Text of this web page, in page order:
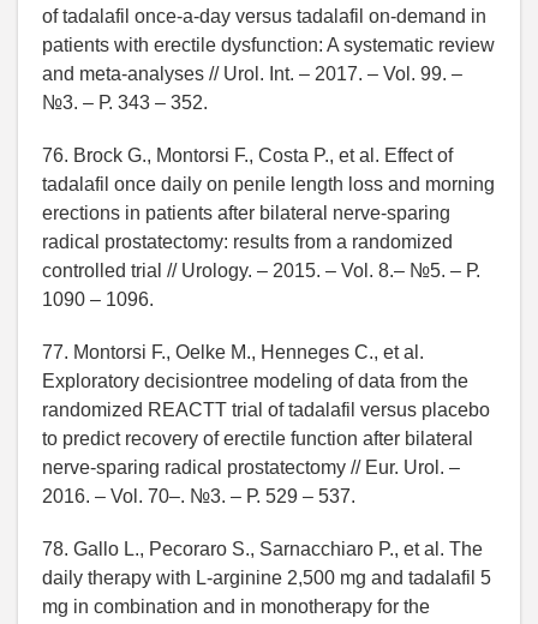
of tadalafil once-a-day versus tadalafil on-demand in
patients with erectile dysfunction: A systematic review
and meta-analyses // Urol. Int. – 2017. – Vol. 99. –
№3. – Р. 343 – 352.
76. Brock G., Montorsi F., Costa P., et al. Effect of
tadalafil once daily on penile length loss and morning
erections in patients after bilateral nerve-sparing
radical prostatectomy: results from a randomized
controlled trial // Urology. – 2015. – Vol. 8.– №5. – Р.
1090 – 1096.
77. Montorsi F., Oelke M., Henneges C., et al.
Exploratory decisiontree modeling of data from the
randomized REACTT trial of tadalafil versus placebo
to predict recovery of erectile function after bilateral
nerve-sparing radical prostatectomy // Eur. Urol. –
2016. – Vol. 70–. №3. – Р. 529 – 537.
78. Gallo L., Pecoraro S., Sarnacchiaro P., et al. The
daily therapy with L-arginine 2,500 mg and tadalafil 5
mg in combination and in monotherapy for the